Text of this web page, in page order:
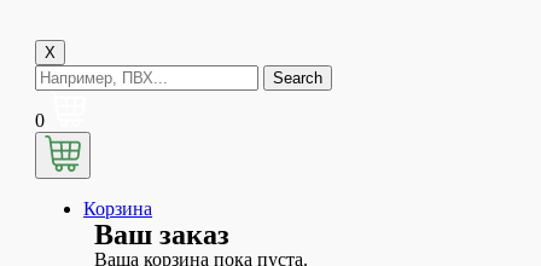
X
Search
0
Корзина
Ваш заказ
Ваша корзина пока пуста.